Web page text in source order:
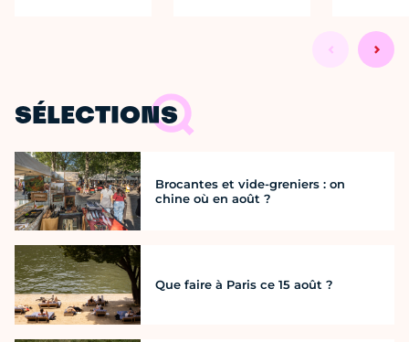
SÉLECTIONS
Brocantes et vide-greniers : on
chine où en août ?
Que faire à Paris ce 15 août ?